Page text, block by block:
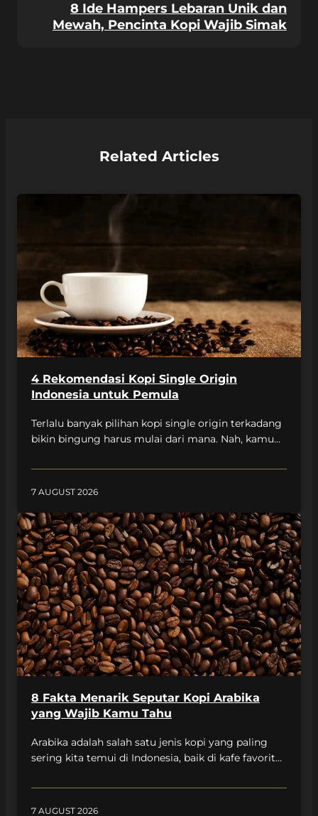
8 Ide Hampers Lebaran Unik dan
Mewah, Pencinta Kopi Wajib Simak
Related Articles
4 Rekomendasi Kopi Single Origin
Indonesia untuk Pemula
Terlalu banyak pilihan kopi single origin terkadang
bikin bingung harus mulai dari mana. Nah, kamu
artikel ini agar eksplorasi kopi single origin bisa
jadi pengalaman yang menyenangkan. Berikut
dicoba untuk langkah pertamamu! Kenapa Penting
Memulai dari Kopi Single Origin yang Tepat?
Sebab, […]
7 AUGUST 2026
8 Fakta Menarik Seputar Kopi Arabika
yang Wajib Kamu Tahu
Arabika adalah salah satu jenis kopi yang paling
sering kita temui di Indonesia, baik di kafe favorit
rumah. Nah, di balik rasanya yang digemari banyak
pecinta kopi, ada beberapa fakta menarik yang
7 AUGUST 2026